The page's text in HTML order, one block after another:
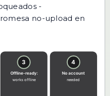
-
no-upload en